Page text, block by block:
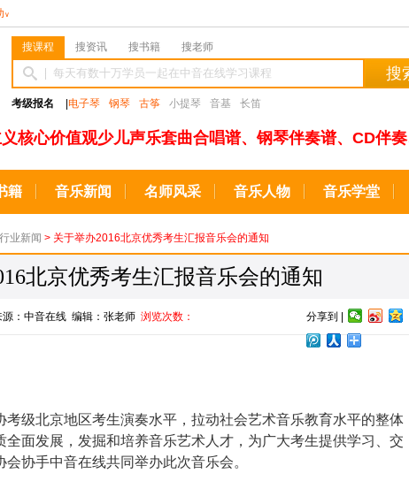
∨
搜课程 搜资讯 搜书籍 搜老师
搜
考级报名 电子琴 钢琴 古筝 小提琴 音基 长笛
核心价值观少儿声乐套曲合唱谱、钢琴伴奏谱、CD伴
籍 音乐新闻 名师风采 音乐人物 音乐学堂
行业新闻 > 关于举办2016北京优秀考生汇报音乐会的通知
北京优秀考生汇报音乐会的通知
分享到 |
：中音在线 编辑：张老师 浏览次数：
级北京地区考生演奏水平，拉动社会艺术音乐教育水平的整体
面发展，发掘和培养音乐艺术人才，为广大考生提供学习、交
协手中音在线共同举办此次音乐会。